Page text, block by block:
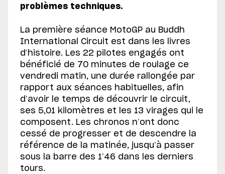
problèmes techniques.
La première séance MotoGP au Buddh
International Circuit est dans les livres
d’histoire. Les 22 pilotes engagés ont
bénéficié de 70 minutes de roulage ce
vendredi matin, une durée rallongée par
rapport aux séances habituelles, afin
d’avoir le temps de découvrir le circuit,
ses 5,01 kilomètres et les 13 virages qui le
composent. Les chronos n’ont donc
cessé de progresser et de descendre la
référence de la matinée, jusqu’à passer
sous la barre des 1’46 dans les derniers
tours.